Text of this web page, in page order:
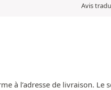
Avis
à l’adresse de livraison. Le